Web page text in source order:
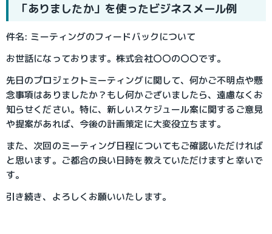
「ありましたか」を使ったビジネスメール例
件名: ミーティングのフィードバックについて
お世話になっております。株式会社〇〇の〇〇です。
先日のプロジェクトミーティングに関して、何かご不明点や懸
念事項はありましたか？もし何かございましたら、遠慮なくお
知らせください。特に、新しいスケジュール案に関するご意見
や提案があれば、今後の計画策定に大変役立ちます。
また、次回のミーティング日程についてもご確認いただければ
と思います。ご都合の良い日時を教えていただけますと幸いで
す。
引き続き、よろしくお願いいたします。